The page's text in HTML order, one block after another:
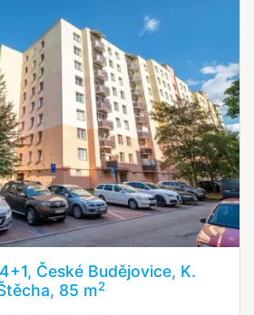
České Budějovice, K.
85 m2